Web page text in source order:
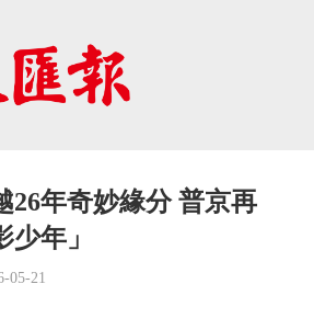
26年奇妙緣分 普京再
少年」
05-21